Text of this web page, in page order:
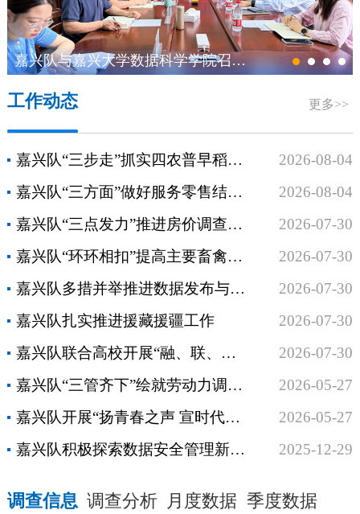
嘉兴队与嘉兴大学数据科学学院召开合作交流座谈会
工作动态 更多>>
嘉兴队“三步走”抓实四农普早稻遥感核实
2026-08-04
嘉兴队“三方面”做好服务零售结构调查审核验收工作
2026-08-04
嘉兴队“三点发力”推进房价调查数据质量自查工作
2026-07-30
嘉兴队“环环相扣”提高主要畜禽监测调查季报数据质量
2026-07-30
嘉兴队多措并举推进数据发布与解读
2026-07-30
嘉兴队扎实推进援藏援疆工作
2026-07-30
嘉兴队联合高校开展“融、联、育”三位一体共建活动
2026-07-30
嘉兴队“三管齐下”绘就劳动力调查新图景
2026-05-27
嘉兴队开展“扬青春之声 宣时代强音”青年理论微宣讲活动
2026-05-27
嘉兴队积极探索数据安全管理新路径
2025-12-29
调查信息 调查分析 月度数据 季度数据